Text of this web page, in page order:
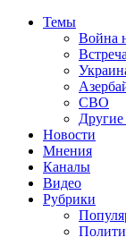
Темы
Война
СВО
Новости
Мнения
Каналы
Видео
Рубрики